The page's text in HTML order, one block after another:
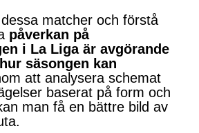
matcher och förstå
påverkan på
i La Liga är avgörande
säsongen kan
att analysera schemat
baserat på form och
man få en bättre bild av